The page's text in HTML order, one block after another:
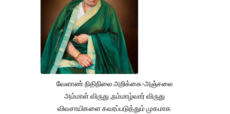
வேளாண் நிதிநிலை அறிக்கை-அஞ்சலை
அம்மாள் விருது ,நம்மாழ்வார் விருது
விவசாயிகளை கவரப்படுத்தும் முகமாக